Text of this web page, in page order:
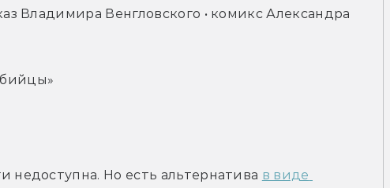
Владимира Венгловского • комикс Александра
недоступна. Но есть альтернатива в виде